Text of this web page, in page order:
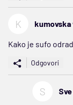
K kumovska
Kako je sufo
Odgovori
S